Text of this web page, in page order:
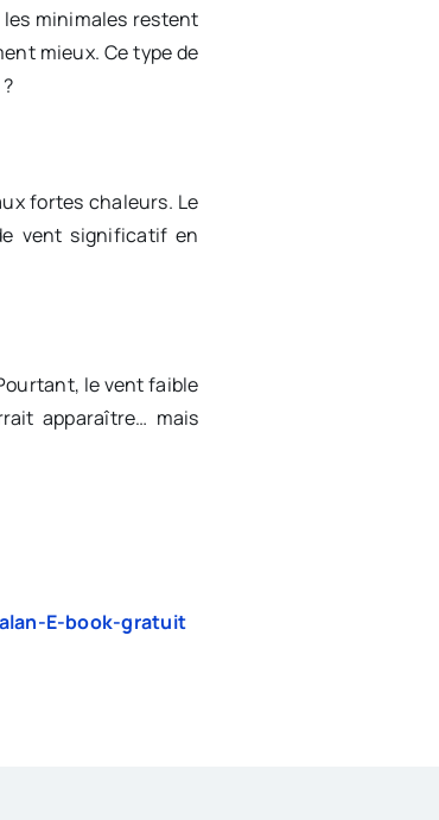
minimales restent
mieux. Ce type de
fortes chaleurs. Le
vent significatif en
le vent faible
apparaître… mais
E-book-gratuit